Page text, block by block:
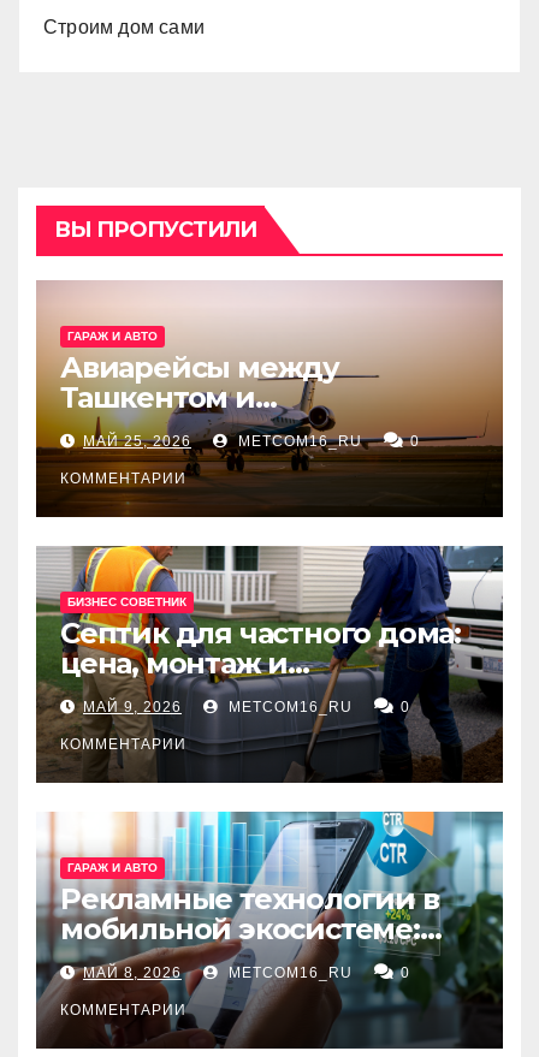
Строим дом сами
ВЫ ПРОПУСТИЛИ
ГАРАЖ И АВТО
Авиарейсы между
Ташкентом и
Екатеринбургом
МАЙ 25, 2026 METCOM16_RU 0
КОММЕНТАРИИ
БИЗНЕС СОВЕТНИК
Септик для частного дома:
цена, монтаж и
организация автономной
канализации
МАЙ 9, 2026 METCOM16_RU 0
КОММЕНТАРИИ
ГАРАЖ И АВТО
Рекламные технологии в
мобильной экосистеме:
ключевые сервисы и
принципы работы
МАЙ 8, 2026 METCOM16_RU 0
КОММЕНТАРИИ